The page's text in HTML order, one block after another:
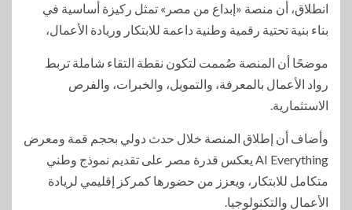
انطلاق، أن منصة «إبداع من مصر» تمثل ركيزة أساسية في
بناء بنية تحتية رقمية وطنية داعمة للابتكار وريادة الأعمال،
موضحًا أن المنصة صُممت لتكون نقطة التقاء شاملة تربط
رواد الأعمال بالمعرفة، والتمويل، والخبرات، والفرص
الاستثمارية.
وأضاف أن إطلاق المنصة خلال حدث دولي بحجم قمة ومعرض
AI Everything يعكس قدرة مصر على تقديم نموذج وطني
متكامل للابتكار، ويعزز من حضورها كمركز إقليمي لريادة
الأعمال والتكنولوجيا.